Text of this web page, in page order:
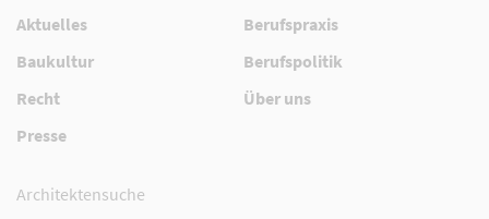
Aktuelles
Berufspraxis
Baukultur
Berufspolitik
Recht
Über uns
Presse
Architektensuche